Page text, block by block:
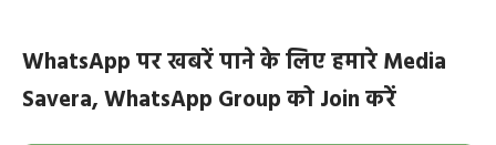
WhatsApp पर खबरें पाने के लिए हमारे Media
Savera, WhatsApp Group को Join करें